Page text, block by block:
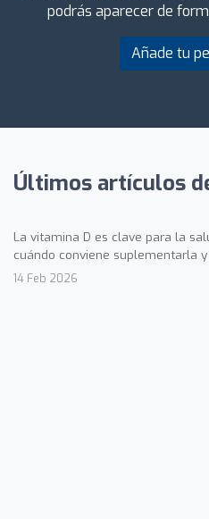
podrás aparecer de
Añade tu
Últimos artículos
La vitamina D es clave para la
cuándo conviene suplementarla
14 Feb 2026